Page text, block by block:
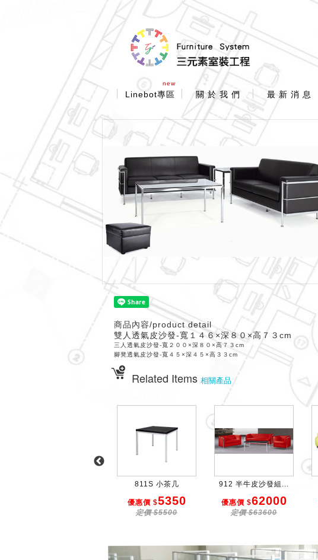
new
Linebot專區 關 於 我 們 最 新 消 息
商品內容/product detail
雙人透氣皮沙發-寬１４６×深８０×高７３cm
三人透氣皮沙發-寬２００×深８０×高７３cm
腳凳透氣皮沙發-寬４５×深４５×高３３cm
Related Items 相關產品
811S 小茶几
優惠價 $5350
定價 $5500
912 半牛皮沙發組...
優惠價 $62000
定價 $63600